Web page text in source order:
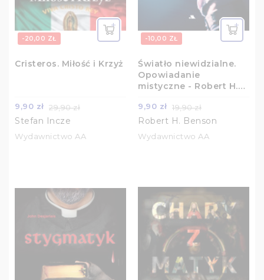
-20,00 ZŁ
Cristeros. Miłość i Krzyż
9,90 zł 29,90 zł
Stefan Incze
Wydawnictwo AA
-10,00 ZŁ
Światło niewidzialne.
Opowiadanie
mistyczne - Robert H.
9,90 zł 19,90 zł
Robert H. Benson
Wydawnictwo AA